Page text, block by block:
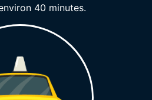
40 minutes.